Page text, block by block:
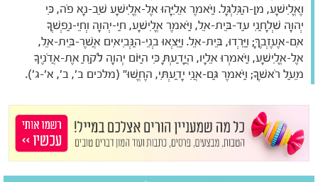
וֶאֱלִישָׁע, מִן-הַגִּלְגָּל. וַיֹּאמֶר אֵלִיָּהוּ אֶל-אֱלִישָׁע שֵׁב-נָא פֹה, כִּי
יְהוָה שְׁלָחַנִי עַד-בֵּית-אֵל, וַיֹּאמֶר אֱלִישָׁע, חַי-יְהוָה וְחֵי-נַפְשְׁךָ
אִם-אֶעֶזְבֶךָּ; וַיֵּרְדוּ, בֵּית-אֵל. וַיֵּצְאוּ בְנֵי-הַנְּבִיאִים אֲשֶׁר-בֵּית-אֵל,
אֶל-אֱלִישָׁע, וַיֹּאמְרוּ אֵלָיו, הֲיָדַעְתָּ כִּי הַיּוֹם יְהוָה לֹקֵחַ אֶת-אֲדֹנֶיךָ
מֵעַל רֹאשֶׁךָ; וַיֹּאמֶר גַּם-אֲנִי יָדַעְתִּי, הֶחֱשׁוּ" (מלכים ב', ב', א'-ג').